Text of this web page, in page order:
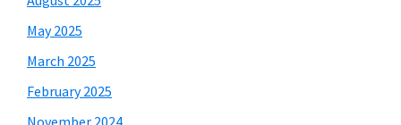
May 2025
March 2025
February 2025
November 2024